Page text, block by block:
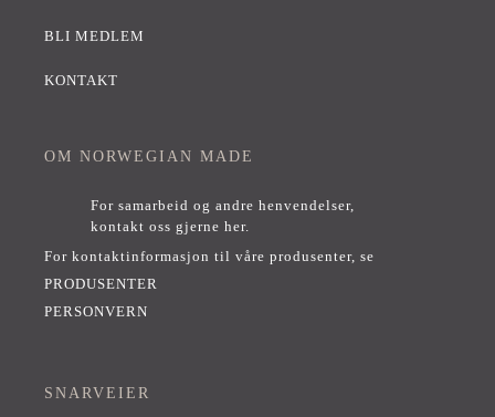
BLI MEDLEM
KONTAKT
OM NORWEGIAN MADE
For samarbeid og andre henvendelser,
kontakt oss gjerne her.
For kontaktinformasjon til våre produsenter, se
PRODUSENTER
PERSONVERN
SNARVEIER